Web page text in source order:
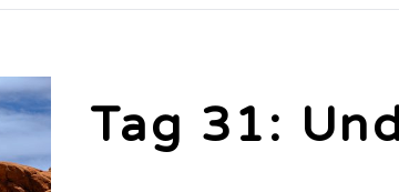
Tag 31: